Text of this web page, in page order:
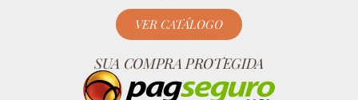
VER CATÁLOGO
SUA COMPRA PROTEGIDA